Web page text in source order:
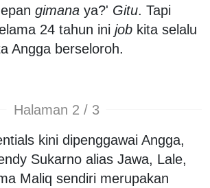
gimana ya?' Gitu. Tapi
24 tahun ini job kita selalu
Angga berseloroh.
Halaman 2 / 3
kini dipenggawai Angga,
Sukarno alias Jawa, Lale,
Maliq sendiri merupakan